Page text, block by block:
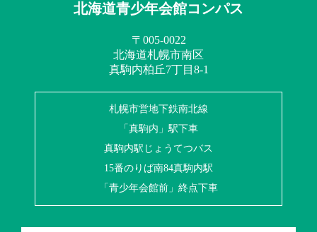
北海道青少年会館コンパス
〒005-0022
北海道札幌市南区
真駒内柏丘7丁目8-1
札幌市営地下鉄南北線
「真駒内」駅下車
真駒内駅じょうてつバス
15番のりば南84真駒内駅
「青少年会館前」終点下車